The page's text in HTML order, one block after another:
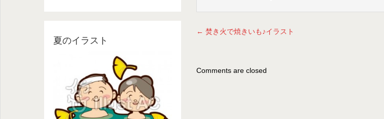
夏のイラスト
← 焚き火で焼きいも♪イラスト
Comments are closed